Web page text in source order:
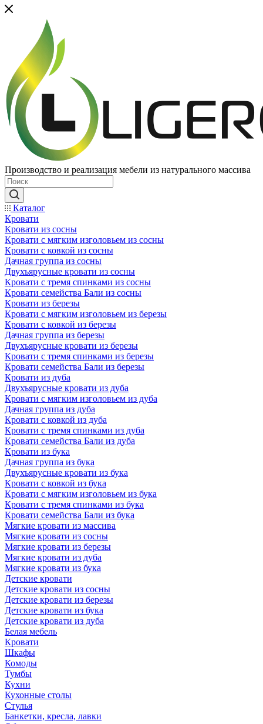
Производство и реализация мебели из натурального массива
Каталог
Кровати
Кровати из сосны
Кровати с мягким изголовьем из сосны
Кровати с ковкой из сосны
Дачная группа из сосны
Двухъярусные кровати из сосны
Кровати с тремя спинками из сосны
Кровати семейства Бали из сосны
Кровати из березы
Кровати с мягким изголовьем из березы
Кровати с ковкой из березы
Дачная группа из березы
Двухъярусные кровати из березы
Кровати с тремя спинками из березы
Кровати семейства Бали из березы
Кровати из дуба
Двухъярусные кровати из дуба
Кровати с мягким изголовьем из дуба
Дачная группа из дуба
Кровати с ковкой из дуба
Кровати с тремя спинками из дуба
Кровати семейства Бали из дуба
Кровати из бука
Дачная группа из бука
Двухъярусные кровати из бука
Кровати с ковкой из бука
Кровати с мягким изголовьем из бука
Кровати с тремя спинками из бука
Кровати семейства Бали из бука
Мягкие кровати из массива
Мягкие кровати из сосны
Мягкие кровати из березы
Мягкие кровати из дуба
Мягкие кровати из бука
Детские кровати
Детские кровати из сосны
Детские кровати из березы
Детские кровати из бука
Детские кровати из дуба
Белая мебель
Кровати
Шкафы
Комоды
Тумбы
Кухни
Кухонные столы
Стулья
Банкетки, кресла, лавки